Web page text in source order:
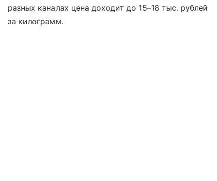
разных каналах цена доходит до 15–18 тыс. рублей
за килограмм.